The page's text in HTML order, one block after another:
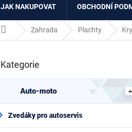
JAK NAKUPOVAT OBCHODNÍ
Domů Zahrada Plachty
Přeskočit
Kategorie
Auto-moto
Zvedáky pro autoservis